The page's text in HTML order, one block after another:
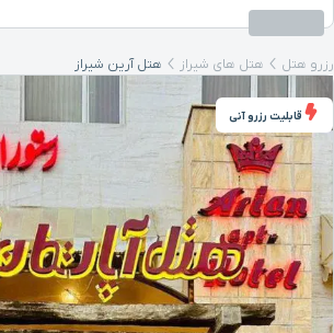
رزرو هتل هتل‌ های شیراز هتل آرین شیراز
قابلیت رزرو آنی